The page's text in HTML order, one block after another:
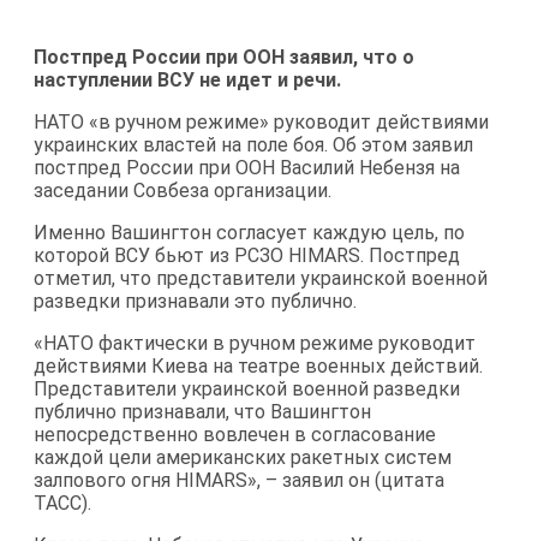
Постпред России при ООН заявил, что о
наступлении ВСУ не идет и речи.
НАТО «в ручном режиме» руководит действиями
украинских властей на поле боя. Об этом заявил
постпред России при ООН Василий Небензя на
заседании Совбеза организации.
Именно Вашингтон согласует каждую цель, по
которой ВСУ бьют из РСЗО HIMARS. Постпред
отметил, что представители украинской военной
разведки признавали это публично.
«НАТО фактически в ручном режиме руководит
действиями Киева на театре военных действий.
Представители украинской военной разведки
публично признавали, что Вашингтон
непосредственно вовлечен в согласование
каждой цели американских ракетных систем
залпового огня HIMARS», – заявил он (цитата
ТАСС).